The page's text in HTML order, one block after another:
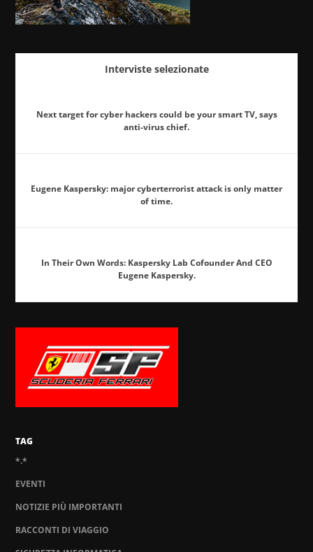
Interviste selezionate
Next target for cyber hackers could be your smart TV, says
anti-virus chief.
Eugene Kaspersky: major cyberterrorist attack is only matter
of time.
In Their Own Words: Kaspersky Lab Cofounder And CEO
Eugene Kaspersky.
TAG
*.*
EVENTI
NOTIZIE PIÙ IMPORTANTI
RACCONTI DI VIAGGIO